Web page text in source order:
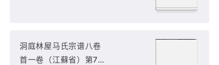
洞庭林屋马氏宗谱八卷
首一卷（江蘇省）第7